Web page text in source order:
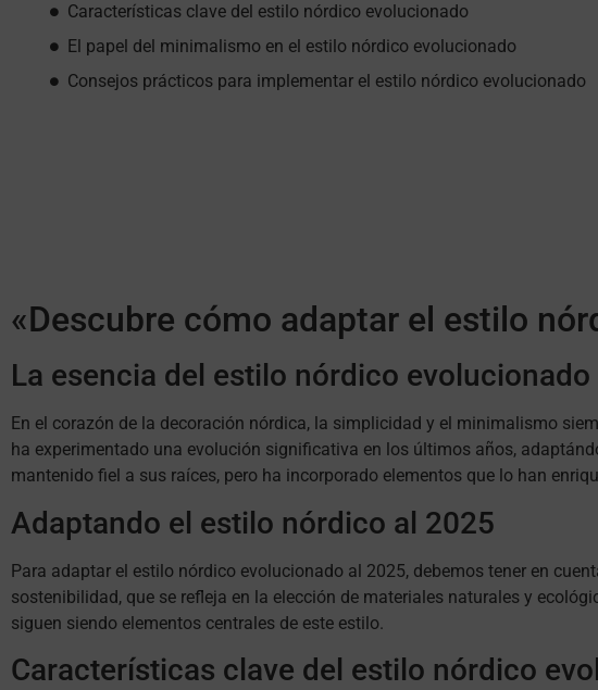
Características clave del estilo nórdico evolucionado
El papel del minimalismo en el estilo nórdico evolucionado
Consejos prácticos para implementar el estilo nórdico evolucionado
«Descubre cómo adaptar el estilo
La esencia del estilo nórdico evolucionado
En el corazón de la decoración nórdica, la simplicidad y el minimalismo
ha experimentado una evolución significativa en los últimos años,
mantenido fiel a sus raíces, pero ha incorporado elementos que lo han
Adaptando el estilo nórdico al 2025
Para adaptar el estilo nórdico evolucionado al 2025, debemos tener en
sostenibilidad, que se refleja en la elección de materiales naturales y
siguen siendo elementos centrales de este estilo.
Características clave del estilo nórdico